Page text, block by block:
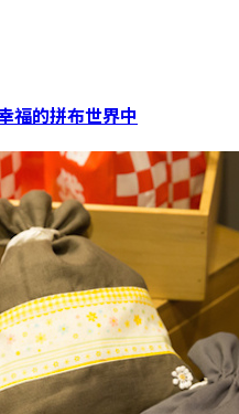
福的拼布世界中